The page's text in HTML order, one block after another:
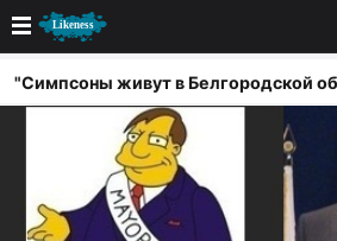
Новые
Лучшие
Голосование
"Симпсоны живут в Белгородской